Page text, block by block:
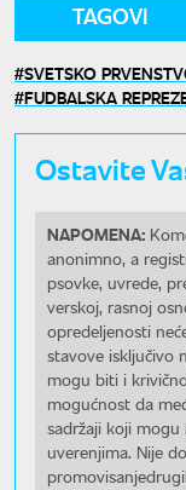
TAGOVI
SVETSKO
FUDBALSKA
Ostavite
NAPOMENA:
anonimno, a
psovke, uvrede,
verskoj, rasnoj
opredeljenosti
stavove isključivo
mogu biti i
mogućnost da
sadržaji koji
uverenjima. Nije